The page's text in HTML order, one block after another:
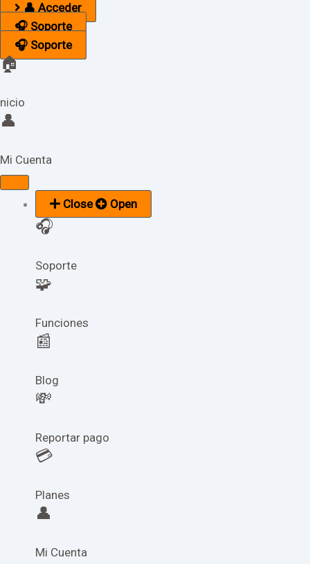
👤 Acceder
🎧 Soporte
🎧 Soporte
🏠
nicio
👤
Mi Cuenta
Close Open
🎧
Soporte
🧩
Funciones
📰
Blog
💸
Reportar pago
💳
Planes
👤
Mi Cuenta